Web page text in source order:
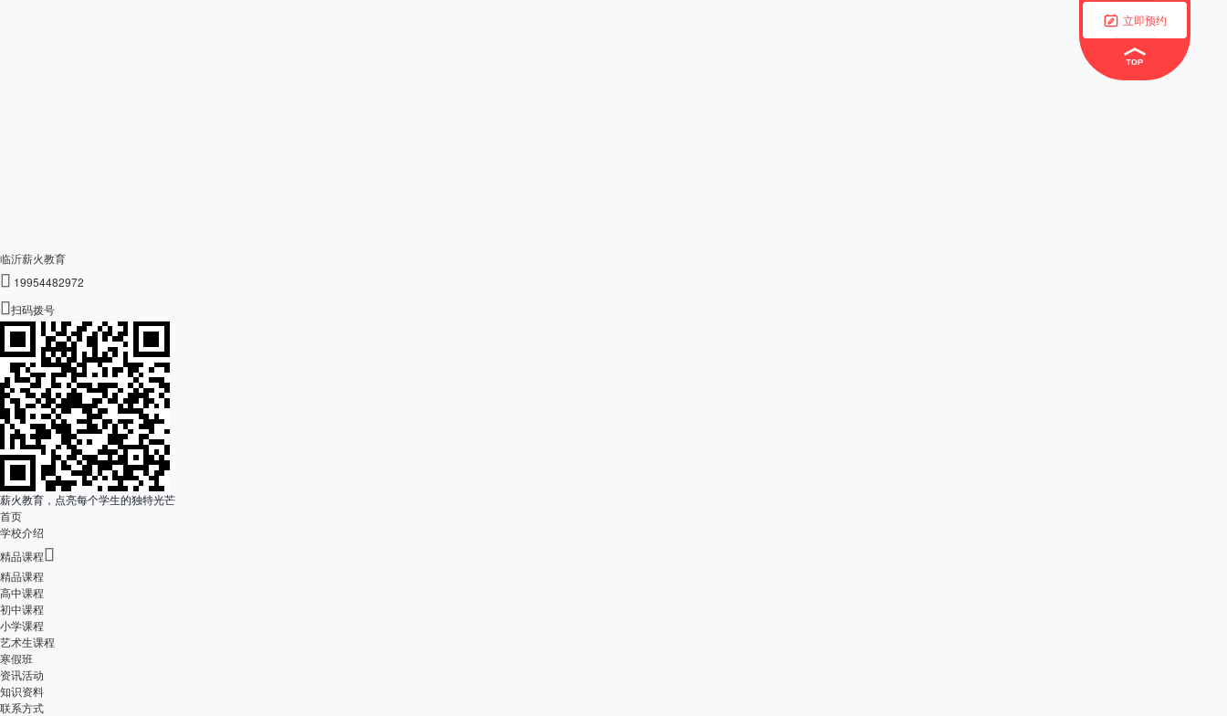
临沂薪火教育
 19954482972
扫码拨号
薪火教育，点亮每个学生的独特光芒
首页
学校介绍
精品课程
精品课程
高中课程
初中课程
小学课程
艺术生课程
寒假班
资讯活动
知识资料
联系方式
 立即预约